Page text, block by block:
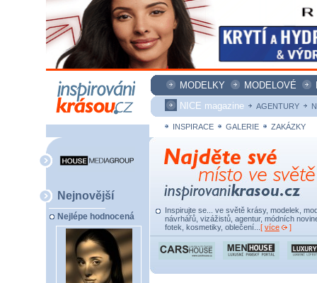
MODELKY MODELOVÉ
NICE magazine
AGENTURY
INSPIRACE GALERIE ZAKÁZKY
Nejnovější
Nejlépe hodnocená
Inspirujte se... ve světě krásy, modelek,
návrhářů, vizážistů, agentur, módních
fotek, kosmetiky, oblečení... [ více ]